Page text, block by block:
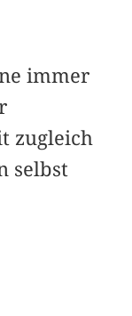
immer
zugleich
selbst